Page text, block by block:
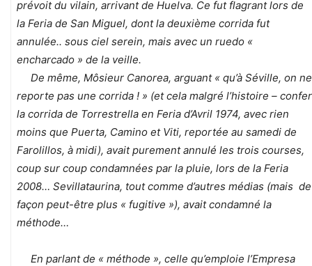
prévoit du vilain, arrivant de Huelva. Ce fut flagrant lors de
la Feria de San Miguel, dont la deuxième corrida fut
annulée.. sous ciel serein, mais avec un ruedo «
encharcado » de la veille.
De même, Môsieur Canorea, arguant « qu’à Séville, on ne
reporte pas une corrida ! » (et cela malgré l’histoire – confer
la corrida de Torrestrella en Feria d’Avril 1974, avec rien
moins que Puerta, Camino et Viti, reportée au samedi de
Farolillos, à midi), avait purement annulé les trois courses,
coup sur coup condamnées par la pluie, lors de la Feria
2008… Sevillataurina, tout comme d’autres médias (mais de
façon peut-être plus « fugitive »), avait condamné la
méthode…
En parlant de « méthode », celle qu’emploie l’Empresa